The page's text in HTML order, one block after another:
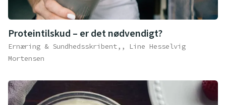
Proteintilskud – er det nødvendigt?
Ernæring & Sundhedsskribent,, Line Hesselvig
Mortensen